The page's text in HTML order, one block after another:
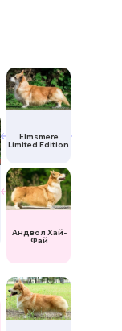
Андвол Хай-
Фай
Elmsmere
Limited Edition